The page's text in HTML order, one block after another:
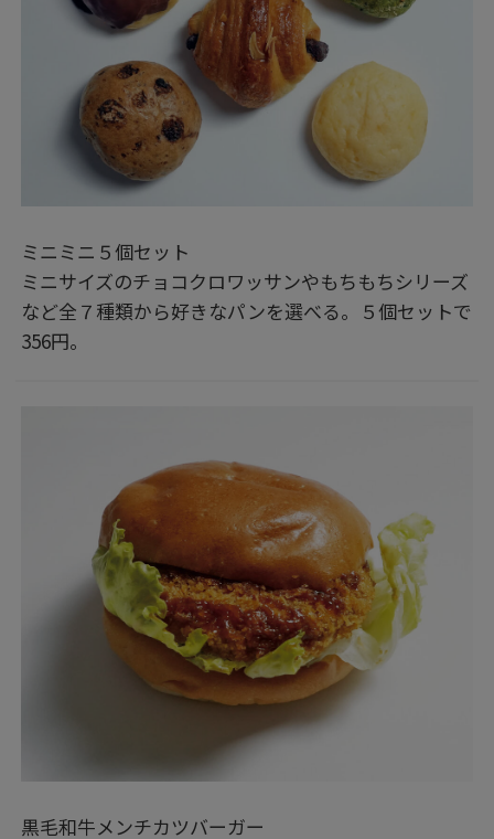
ミニミニ５個セット
ミニサイズのチョコクロワッサンやもちもちシリーズ
など全７種類から好きなパンを選べる。５個セットで
356円。
黒毛和牛メンチカツバーガー